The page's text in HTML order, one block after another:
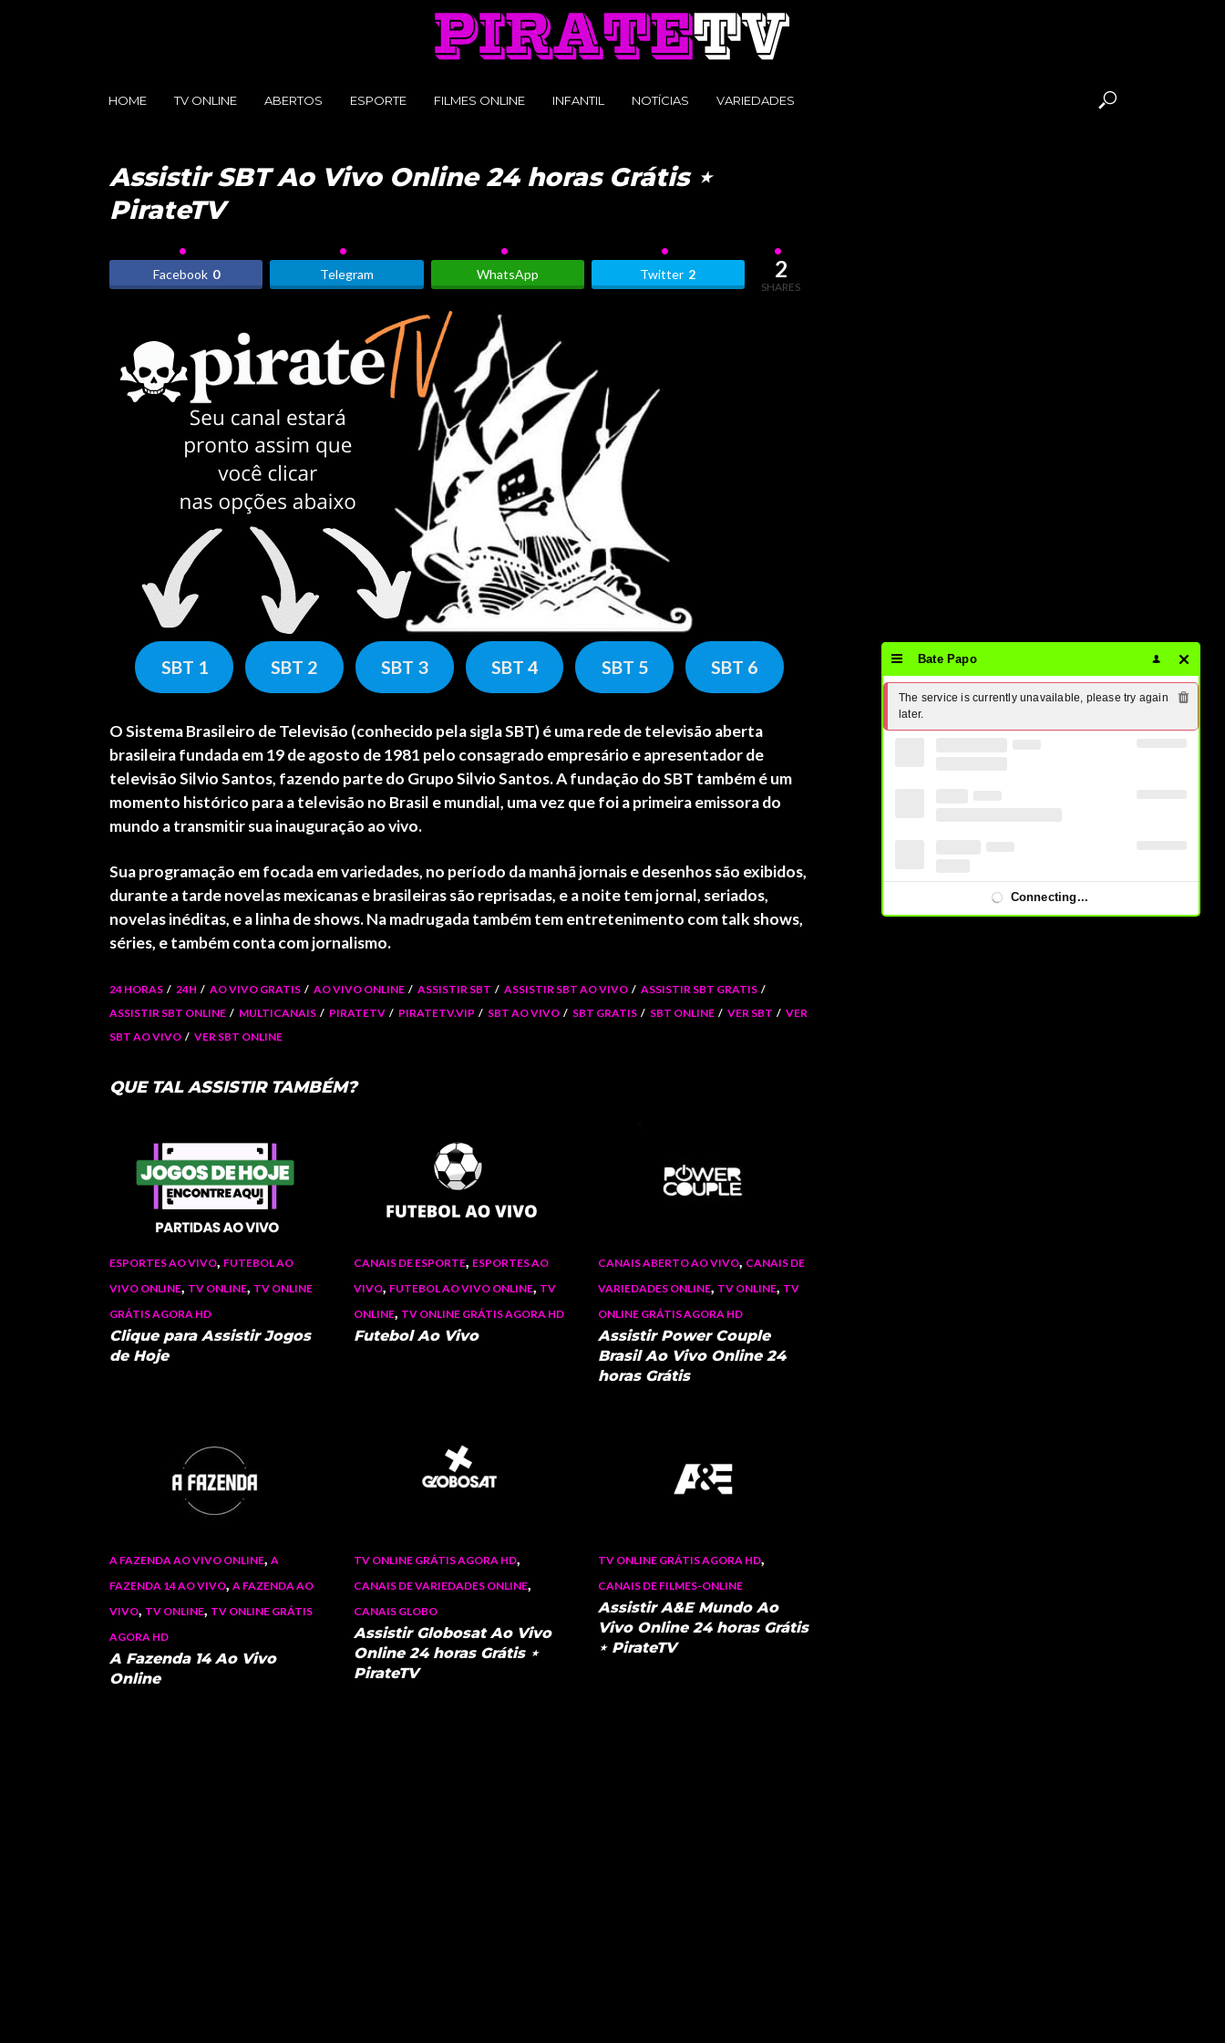
HOME TV ONLINE ABERTOS ESPORTE FILMES ONLINE INFANTIL NOTÍCIAS VARIEDADES
Assistir SBT Ao Vivo Online 24 horas Grátis ⋆
PirateTV
Facebook 0 Telegram WhatsApp Twitter 2 2
SHARES
SBT 1 SBT 2 SBT 3 SBT 4 SBT 5 SBT 6
OSistema Brasileiro de Televisão (conhecido pela siglaSBT) é uma rede de televisão aberta
brasileira fundada em 19 de agosto de 1981 pelo consagrado empresário e apresentador de
televisão Silvio Santos, fazendo parte do Grupo Silvio Santos. A fundação do SBT também é um
momento histórico para a televisão no Brasil e mundial, uma vez que foi a primeira emissora do
mundo a transmitir sua inauguração ao vivo.
Sua programação em focada em variedades, no período da manhã jornais e desenhos são exibidos,
durante a tarde novelas mexicanas e brasileiras são reprisadas, e a noite tem jornal, seriados,
novelas inéditas, e a linha de shows. Na madrugada também tem entretenimento com talk shows,
séries, e também conta com jornalismo.
24 HORAS 24H AO VIVO GRATIS AO VIVO ONLINE ASSISTIR SBT ASSISTIR SBT AO VIVO
ASSISTIR SBT GRATIS
ASSISTIR SBT ONLINE
MULTICANAIS PIRATETV PIRATETV.VIP SBT AO VIVO SBT GRATIS SBT ONLINE VER SBT
VER
SBT AO VIVO
VER SBT ONLINE
QUE TAL ASSISTIR TAMBÉM?
ESPORTES AO VIVO, FUTEBOL AO
VIVO ONLINE, TV ONLINE, TV ONLINE
GRÁTIS AGORA HD
Clique para Assistir Jogos
de Hoje
CANAIS DE ESPORTE, ESPORTES AO
VIVO, FUTEBOL AO VIVO ONLINE, TV
ONLINE, TV ONLINE GRÁTIS AGORA HD
Futebol Ao Vivo
CANAIS ABERTO AO VIVO, CANAIS DE
VARIEDADES ONLINE, TV ONLINE, TV
ONLINE GRÁTIS AGORA HD
Assistir Power Couple
Brasil Ao Vivo Online 24
horas Grátis
A FAZENDA AO VIVO ONLINE, A
FAZENDA 14 AO VIVO, A FAZENDA AO
VIVO, TV ONLINE, TV ONLINE GRÁTIS
AGORA HD
A Fazenda 14 Ao Vivo
Online
TV ONLINE GRÁTIS AGORA HD,
CANAIS DE VARIEDADES ONLINE,
CANAIS GLOBO
Assistir Globosat Ao Vivo
Online 24 horas Grátis ⋆
PirateTV
TV ONLINE GRÁTIS AGORA HD,
CANAIS DE FILMES-ONLINE
Assistir A&E Mundo Ao
Vivo Online 24 horas Grátis
⋆ PirateTV
Bate Papo
The service is currently unavailable, please try again
later.
Connecting...